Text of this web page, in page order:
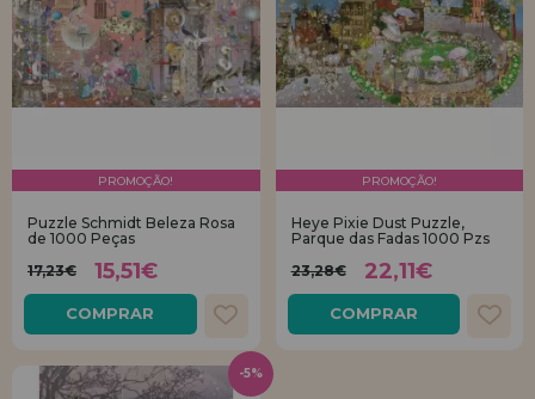
PROMOÇÃO!
Puzzle Schmidt Beleza Rosa
de 1000 Peças
17,23€
15,51€
COMPRAR
PROMOÇÃO!
Heye Pixie Dust Puzzle,
Parque das Fadas 1000 Pzs
23,28€
22,11€
COMPRAR
-5%